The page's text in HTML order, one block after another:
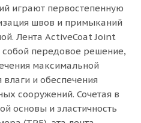
играют первостепенную
швов и примыканий
Лента ActiveCoat Joint
собой передовое решение,
максимальной
и обеспечения
сооружений. Сочетая в
основы и эластичность